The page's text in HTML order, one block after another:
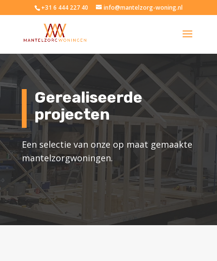
+31 6 444 227 40 info@mantelzorg-woning.nl
Gerealiseerde
projecten
Een selectie van onze op maat gemaakte
mantelzorgwoningen.